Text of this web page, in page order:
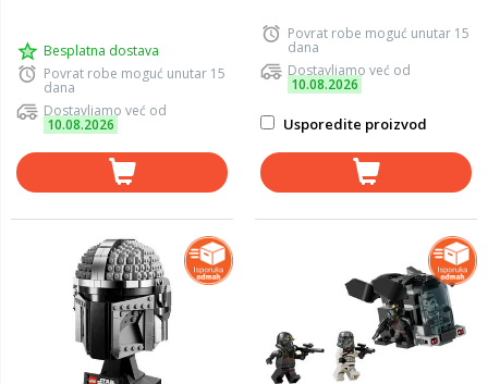
Besplatna dostava
Povrat robe moguć unutar 15
dana
Dostavljamo već od
10.08.2026
Povrat robe moguć unutar 15
dana
Dostavljamo već od
10.08.2026
Usporedite proizvod